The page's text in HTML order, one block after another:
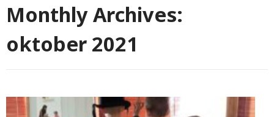
Monthly Archives:
oktober 2021